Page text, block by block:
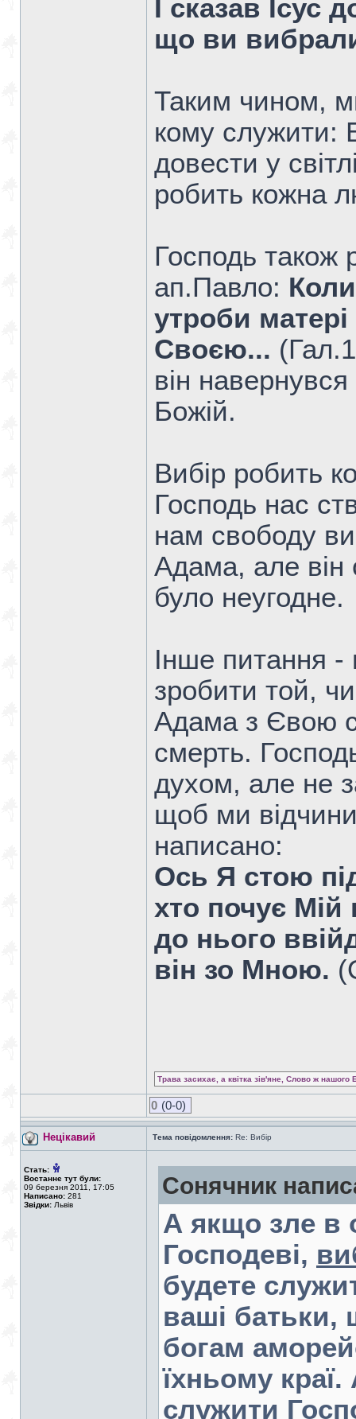
І сказав
що ви
Таким чином,
кому служити:
довести у
робить кожна
Господь також
ап.Павло:
утроби
Своєю...
він
Божій.
Вибір робить
Господь нас
нам свободу
Адама, але він
було неугодне.
Інше питання
зробити той,
Адама з Євою
смерть.
духом, але не
щоб ми
написано:
Ось Я стою
хто почує Мій
до нього
він зо Мною.
Трава засихає, а квітка зів'яне, Слово ж нашого
0 (0-0)
Нецікавий Тема повідомлення: Re: Вибір
Стать:
Востаннє тут були:
09 березня 2011, 17:05
Написано: 281
Звідки: Львів
Сонячник
А якщо зле в
Господеві,
будете
ваші батьки,
богам
їхньому
служити